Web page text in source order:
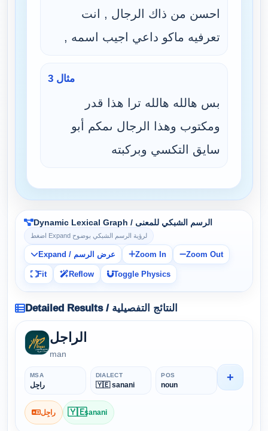
احسن من ذاك الرجال , انت
تعرفيه ماكو داعي اجيب اسمه ,
مثال 3
بس هالله هالله ترا هذا قدر
ومكتوب وهذا الرجال ىمكم أبو
سايق التكسي وبركبته
Dynamic Lexical Graph / الرسم الشبكي للمعنى
اضغط Expand لرؤية الرسم الشبكي بوضوح
Expand / عرض الرسم Zoom In Zoom Out
Fit Reflow Toggle Physics
Detailed Results / النتائج التفصيلية
الراجل
man
MSA
راجِل
DIALECT
🇾🇪 sanani
POS
noun
راجِل 🇾🇪sanani
+